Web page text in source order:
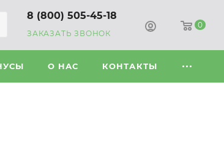
8 (800) 505-45-18
ЗАКАЗАТЬ ЗВОНОК
0
О НАС КОНТАКТЫ